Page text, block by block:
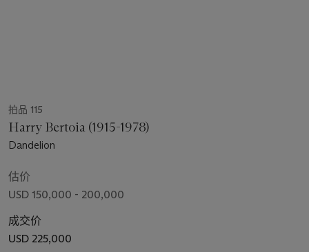
拍品 115
Harry Bertoia (1915-1978)
Dandelion
估价
USD 150,000 - 200,000
成交价
USD 225,000